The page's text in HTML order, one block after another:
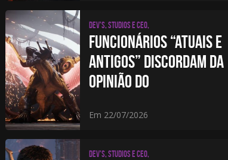
Dev's, studios e CEO,
FUNCIONÁRIOS “ATUAIS E
ANTIGOS” DISCORDAM DA
OPINIÃO DO
Em 22/07/2026
Dev's, studios e CEO,